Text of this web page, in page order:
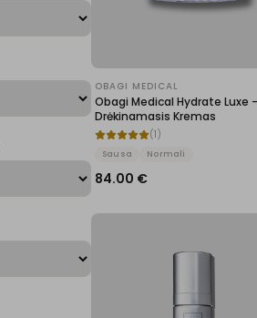
OBAGI MEDICAL
Obagi Medical Hydrate Luxe -
Drėkinamasis Kremas
(1 )
Sausa Normali
84.00 €